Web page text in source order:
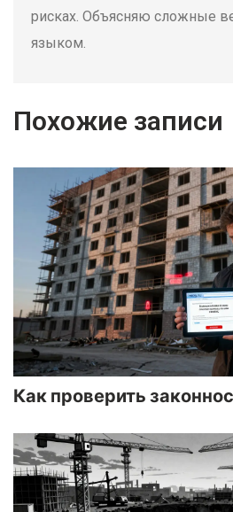
рисках. Объясняю сложные
языком.
Похожие записи
Как проверить